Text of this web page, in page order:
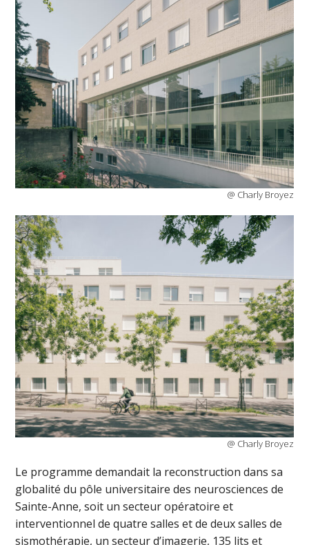
@ Charly Broyez
@ Charly Broyez
Le programme demandait la reconstruction dans sa
globalité du pôle universitaire des neurosciences de
Sainte-Anne, soit un secteur opératoire et
interventionnel de quatre salles et de deux salles de
sismothérapie, un secteur d’imagerie, 135 lits et